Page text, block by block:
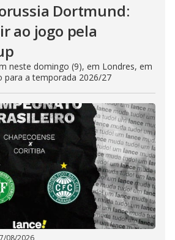
Dortmund:
ao jogo pela
neste domingo (9), em Londres, em
para a temporada 2026/27